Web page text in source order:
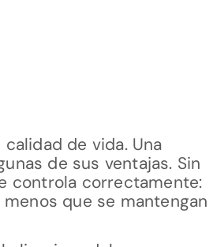
de vida. Una
de sus ventajas. Sin
controla correctamente:
que se mantengan